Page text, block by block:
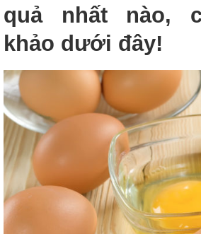
quả nhất nào,
khảo dưới đây!